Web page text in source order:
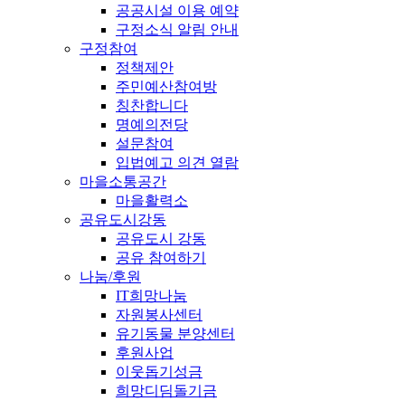
공공시설 이용 예약
구정소식 알림 안내
구정참여
정책제안
주민예산참여방
칭찬합니다
명예의전당
설문참여
입법예고 의견 열람
마을소통공간
마을활력소
공유도시강동
공유도시 강동
공유 참여하기
나눔/후원
IT희망나눔
자원봉사센터
유기동물 분양센터
후원사업
이웃돕기성금
희망디딤돌기금